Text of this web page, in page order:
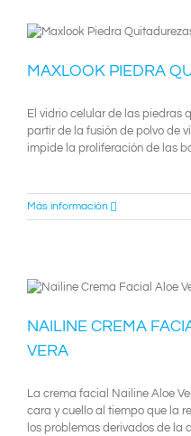
MAXLOOK PIEDRA
El vidrio celular de las piedras
partir de la fusión de polvo de
impide la proliferación de las
Más información
NAILINE CREMA
VERA
La crema facial Nailine Aloe
cara y cuello al tiempo que la
los problemas derivados de la